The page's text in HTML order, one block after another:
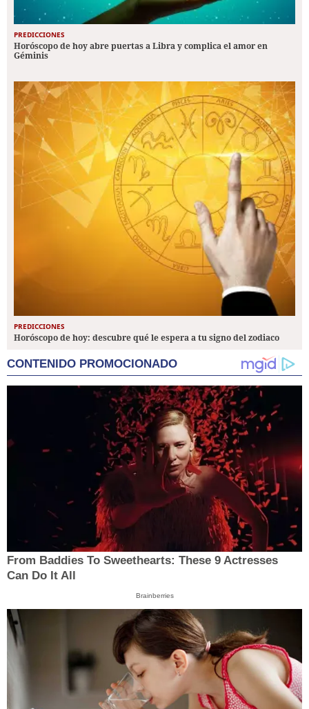
PREDICCIONES
Horóscopo de hoy abre puertas a Libra y complica el amor en
Géminis
PREDICCIONES
Horóscopo de hoy: descubre qué le espera a tu signo del zodiaco
CONTENIDO PROMOCIONADO
From Baddies To Sweethearts: These 9 Actresses
Can Do It All
Brainberries